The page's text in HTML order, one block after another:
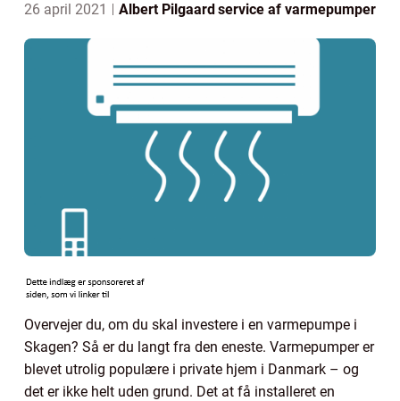
26 april 2021 Albert Pilgaardservice af varmepumper
Overvejer du, om du skal investere i en varmepumpe i
Skagen? Så er du langt fra den eneste. Varmepumper er
blevet utrolig populære i private hjem i Danmark – og
det er ikke helt uden grund. Det at få installeret en